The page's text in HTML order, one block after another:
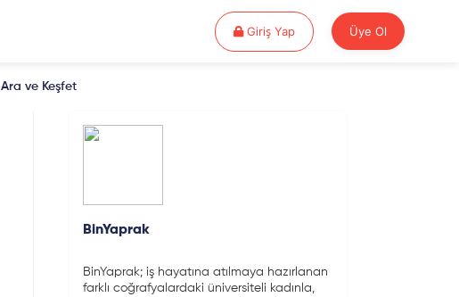
Giriş YapGiriş Yap Üye Ol
Ara ve Keşfet
BinYaprak
BinYaprak; iş hayatına atılmaya hazırlanan
farklı coğrafyalardaki üniversiteli kadınla,